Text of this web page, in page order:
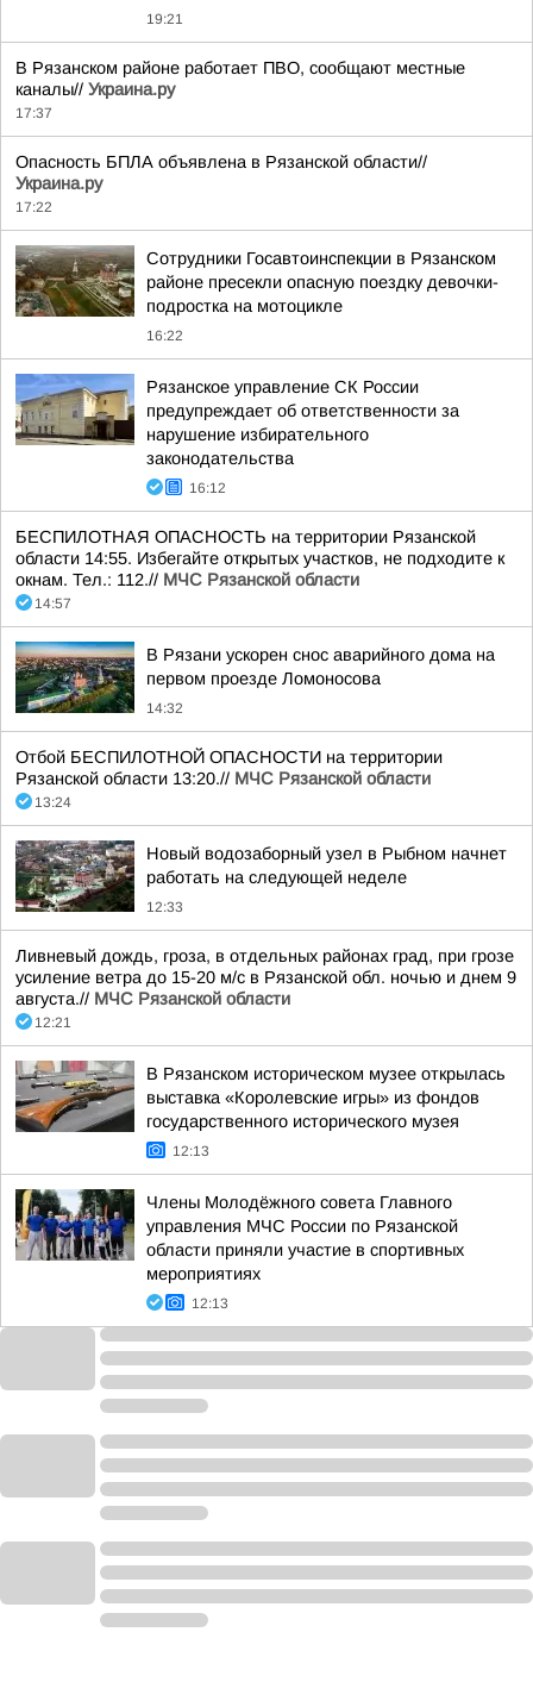
19:21
В Рязанском районе работает ПВО, сообщают местные
каналы// Украина.ру
17:37
Опасность БПЛА объявлена в Рязанской области//
Украина.ру
17:22
Сотрудники Госавтоинспекции в Рязанском
районе пресекли опасную поездку девочки-
подростка на мотоцикле
16:22
Рязанское управление СК России
предупреждает об ответственности за
нарушение избирательного
законодательства
16:12
БЕСПИЛОТНАЯ ОПАСНОСТЬ на территории Рязанской
области 14:55. Избегайте открытых участков, не подходите к
окнам. Тел.: 112.// МЧС Рязанской области
14:57
В Рязани ускорен снос аварийного дома на
первом проезде Ломоносова
14:32
Отбой БЕСПИЛОТНОЙ ОПАСНОСТИ на территории
Рязанской области 13:20.// МЧС Рязанской области
13:24
Новый водозаборный узел в Рыбном начнет
работать на следующей неделе
12:33
Ливневый дождь, гроза, в отдельных районах град, при грозе
усиление ветра до 15-20 м/с в Рязанской обл. ночью и днем 9
августа.// МЧС Рязанской области
12:21
В Рязанском историческом музее открылась
выставка «Королевские игры» из фондов
государственного исторического музея
12:13
Члены Молодёжного совета Главного
управления МЧС России по Рязанской
области приняли участие в спортивных
мероприятиях
12:13